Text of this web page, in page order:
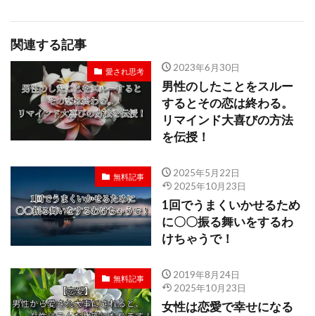
関連する記事
愛され思考 2023年6月30日
男性のしたことをスルー
するとその恋は終わる。
リマインド大喜びの方法
を伝授！
無料記事
2025年5月22日
2025年10月23日
1回でうまくいかせるため
に〇〇振る舞いをするわ
けちゃうで！
無料記事
2019年8月24日
2025年10月23日
女性は恋愛で幸せになる